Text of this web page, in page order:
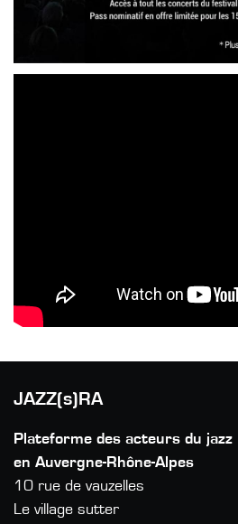
JAZZ(s)RA
Plateforme des acteurs du jazz
en Auvergne-Rhône-Alpes
10 rue de vauzelles
Le village sutter